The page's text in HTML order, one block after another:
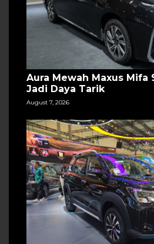
Aura Mewah Maxus Mifa
Jadi Daya Tarik
August 7, 2026